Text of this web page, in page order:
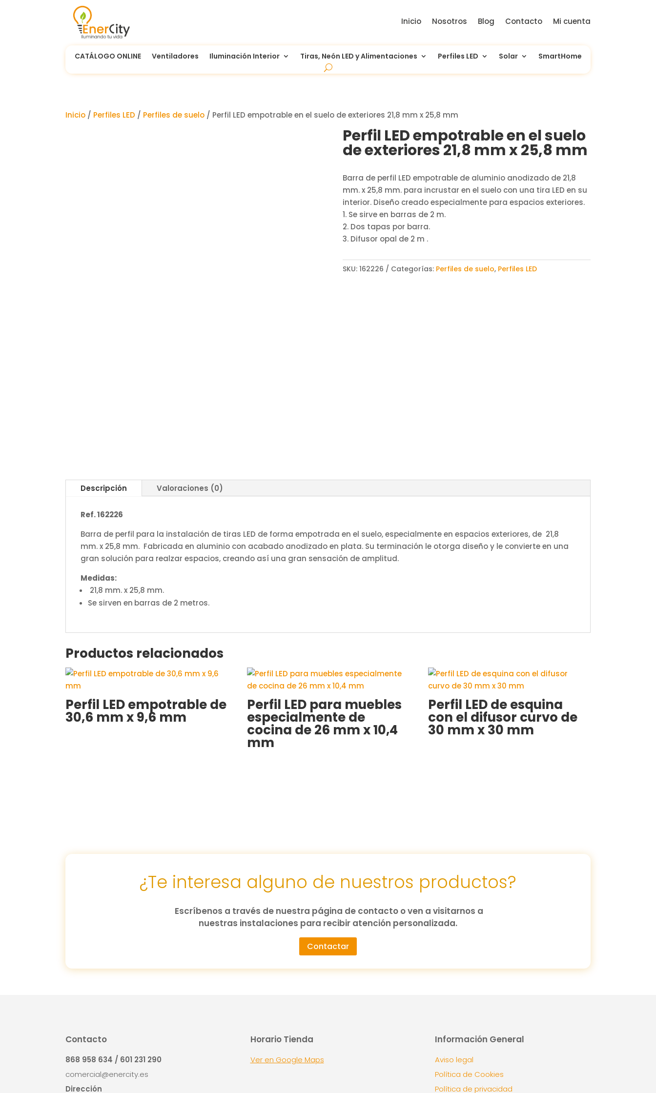
Inicio Nosotros Blog Contacto Mi cuenta
CATÁLOGO ONLINE Ventiladores Iluminación Interior Tiras, Neón LED y Alimentaciones Perfiles LED Solar SmartHome
Inicio / Perfiles LED / Perfiles de suelo / Perfil LED empotrable en el suelo de exteriores 21,8 mm x 25,8 mm
Perfil LED empotrable en el suelo
de exteriores 21,8 mm x 25,8 mm
Barra de perfil LED empotrable de aluminio anodizado de 21,8
mm. x 25,8 mm. para incrustar en el suelo con una tira LED en su
interior. Diseño creado especialmente para espacios exteriores.
1. Se sirve en barras de 2 m.
2. Dos tapas por barra.
3. Difusor opal de 2 m .
SKU: 162226 Categorías: Perfiles de suelo, Perfiles LED
Descripción Valoraciones (0)
Ref. 162226
Barra de perfil para la instalación de tiras LED de forma empotrada en el suelo, especialmente en espacios exteriores, de 21,8
mm. x 25,8 mm. Fabricada en aluminio con acabado anodizado en plata. Su terminación le otorga diseño y le convierte en una
gran solución para realzar espacios, creando así una gran sensación de amplitud.
Medidas:
21,8 mm. x 25,8 mm.
Se sirven en barras de 2 metros.
Productos relacionados
Perfil LED empotrable de
30,6 mm x 9,6 mm
Perfil LED para muebles
especialmente de
cocina de 26 mm x 10,4
mm
Perfil LED de esquina
con el difusor curvo de
30 mm x 30 mm
¿Te interesa alguno de nuestros productos?
Escríbenos a través de nuestra página de contacto o ven a visitarnos a
nuestras instalaciones para recibir atención personalizada.
Contactar
Contacto
868 958 634 / 601 231 290
comercial@enercity.es
Dirección
Horario Tienda
Ver en Google Maps
Información General
Aviso legal
Política de Cookies
Política de privacidad